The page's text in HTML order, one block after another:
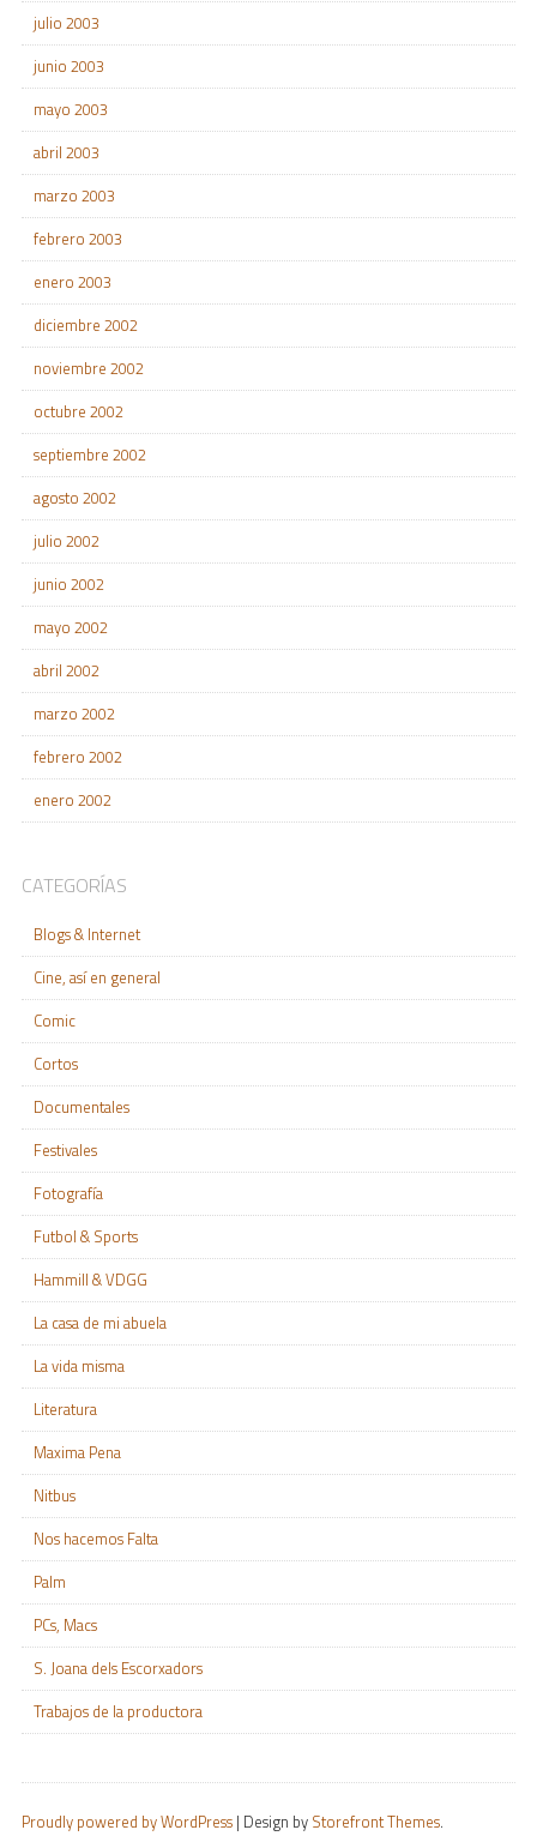
julio 2003
junio 2003
mayo 2003
abril 2003
marzo 2003
febrero 2003
enero 2003
diciembre 2002
noviembre 2002
octubre 2002
septiembre 2002
agosto 2002
julio 2002
junio 2002
mayo 2002
abril 2002
marzo 2002
febrero 2002
enero 2002
CATEGORÍAS
Blogs & Internet
Cine, así en general
Comic
Cortos
Documentales
Festivales
Fotografía
Futbol & Sports
Hammill & VDGG
La casa de mi abuela
La vida misma
Literatura
Maxima Pena
Nitbus
Nos hacemos Falta
Palm
PCs, Macs
S. Joana dels Escorxadors
Trabajos de la productora
Proudly powered by WordPress | Design by Storefront Themes.